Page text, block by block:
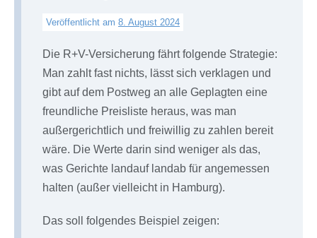
Veröffentlicht am 8. August 2024
Die R+V-Versicherung fährt folgende Strategie:
Man zahlt fast nichts, lässt sich verklagen und
gibt auf dem Postweg an alle Geplagten eine
freundliche Preisliste heraus, was man
außergerichtlich und freiwillig zu zahlen bereit
wäre. Die Werte darin sind weniger als das,
was Gerichte landauf landab für angemessen
halten (außer vielleicht in Hamburg).
Das soll folgendes Beispiel zeigen: